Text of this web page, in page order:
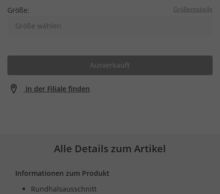
Größe: Größentabelle
Größe wählen
Ausverkauft
In der Filiale finden
Alle Details zum Artikel
Informationen zum Produkt
Rundhalsausschnitt